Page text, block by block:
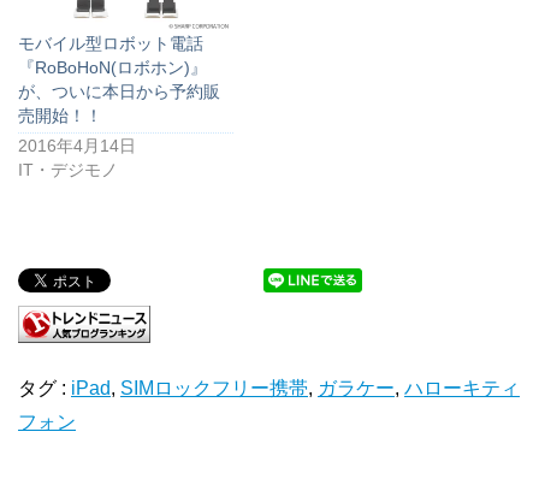
モバイル型ロボット電話
『RoBoHoN(ロボホン)』
が、ついに本日から予約販
売開始！！
2016年4月14日
IT・デジモノ
タグ : iPad, SIMロックフリー携帯, ガラケー, ハローキティ
フォン